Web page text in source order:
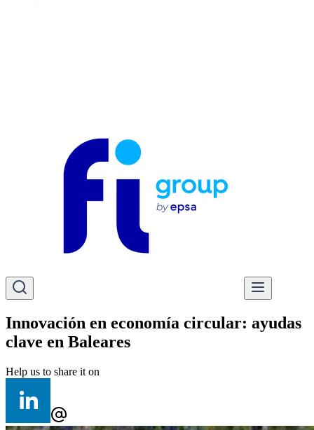
Innovación en economía circular: ayudas
clave en Baleares
Help us to share it on